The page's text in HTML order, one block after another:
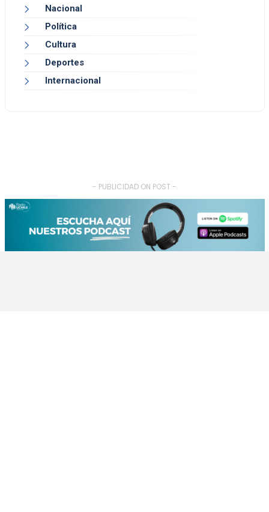
Nacional
Política
Cultura
Deportes
Internacional
- PUBLICIDAD ON POST -